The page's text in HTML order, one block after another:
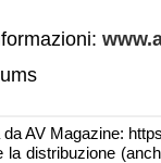
AV Magazine:
la distribuzione